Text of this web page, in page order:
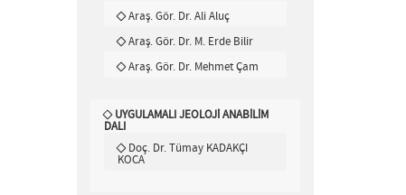
Araş. Gör. Dr. Ali Aluç
Araş. Gör. Dr. M. Erde Bilir
Araş. Gör. Dr. Mehmet Çam
UYGULAMALI JEOLOJİ ANABİLİM
DALI
Doç. Dr. Tümay KADAKÇI
KOCA